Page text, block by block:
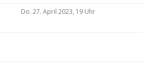
Do. 27. April 2023, 19 Uhr